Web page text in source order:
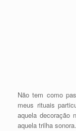
Não tem como
meus rituais
aquela decoração
aquela trilha sonora.